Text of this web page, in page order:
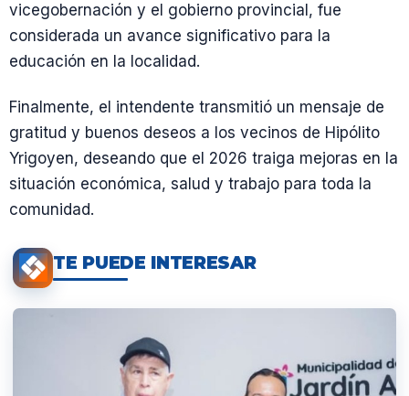
vicegobernación y el gobierno provincial, fue
considerada un avance significativo para la
educación en la localidad.
Finalmente, el intendente transmitió un mensaje de
gratitud y buenos deseos a los vecinos de Hipólito
Yrigoyen, deseando que el 2026 traiga mejoras en la
situación económica, salud y trabajo para toda la
comunidad.
TE PUEDE INTERESAR